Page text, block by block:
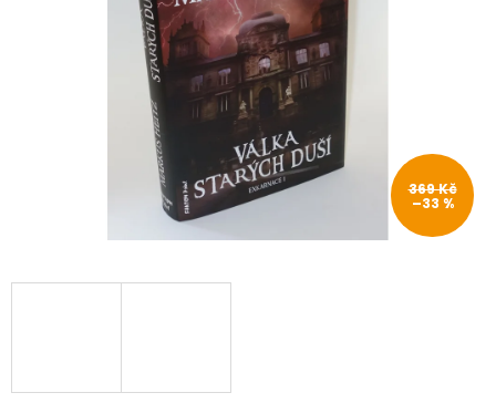
369 Kč
–33 %